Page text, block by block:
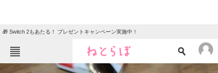
🎁 Switch 2もあたる！ プレゼントキャンペーン実施中！
ねとらぼメニュー